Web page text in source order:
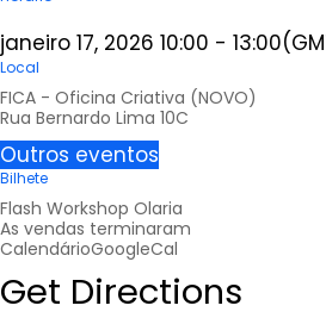
janeiro 17, 2026 10:00 - 13:00
Local
FICA - Oficina Criativa (NOVO)
Rua Bernardo Lima 10C
Outros eventos
Bilhete
Flash Workshop Olaria
As vendas terminaram
CalendárioGoogleCal
Get Directions